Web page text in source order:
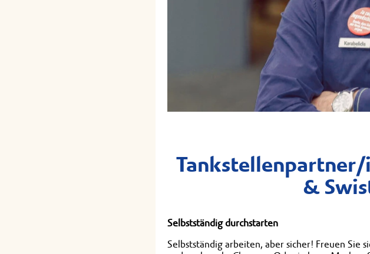
Tankstellenpartner/
&
Selbstständig durchstarten
Selbstständig arbeiten, aber sicher! Freuen Sie